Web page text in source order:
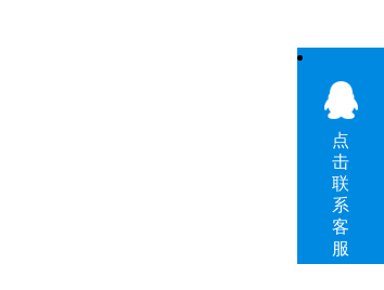
点
击
联
系
客
服